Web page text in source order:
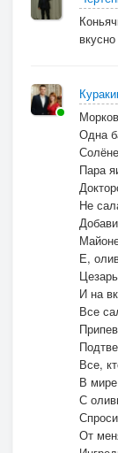
Одна
Пара
Не
Е,
И на
Все
Все,
В
С
От